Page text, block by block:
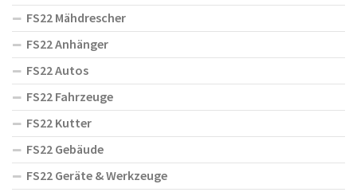
FS22 Mähdrescher
FS22 Anhänger
FS22 Autos
FS22 Fahrzeuge
FS22 Kutter
FS22 Gebäude
FS22 Geräte & Werkzeuge